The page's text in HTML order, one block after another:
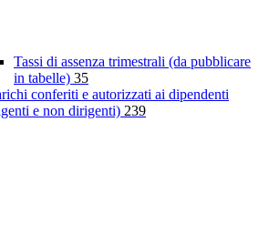
Tassi di assenza trimestrali (da pubblicare
in tabelle) 35
conferiti e autorizzati ai dipendenti
e non dirigenti) 239